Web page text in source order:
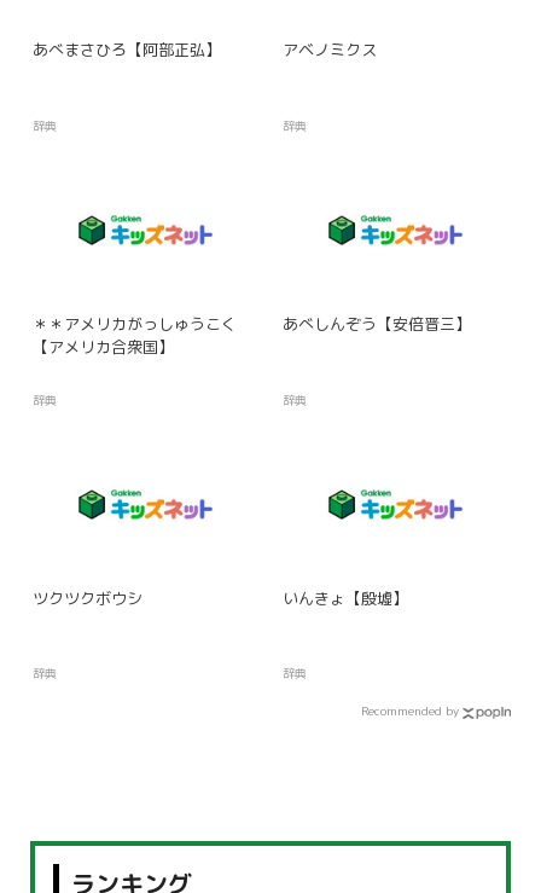
あべまさひろ【阿部正弘】
辞典
アベノミクス
辞典
＊＊アメリカがっしゅうこく
【アメリカ合衆国】
辞典
あべしんぞう【安倍晋三】
辞典
ツクツクボウシ
辞典
いんきょ【殷墟】
辞典
Recommended by
ランキング